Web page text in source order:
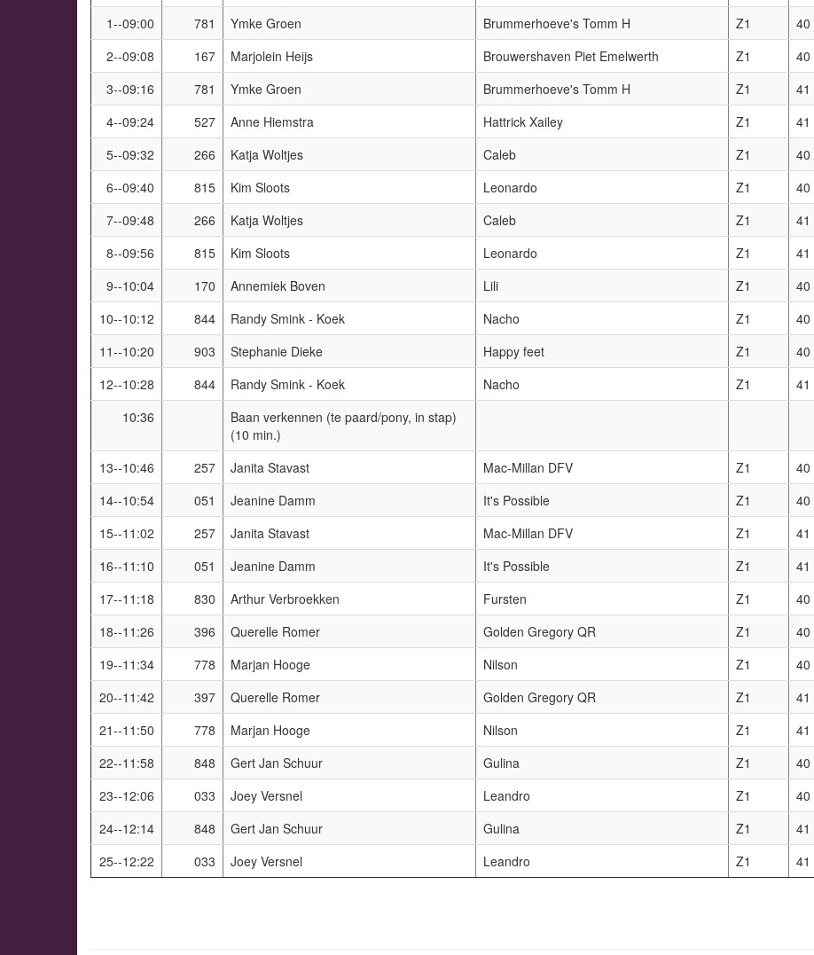
1--09:00
781 Ymke Groen Brummerhoeve's Tomm H Z1 40
2--09:08
167 Marjolein Heijs Brouwershaven Piet Emelwerth Z1 40
3--09:16
781 Ymke Groen Brummerhoeve's Tomm H Z1 41
4--09:24
527 Anne Hiemstra Hattrick Xailey Z1 41
5--09:32
266 Katja Woltjes Caleb Z1 40
6--09:40
815 Kim Sloots Leonardo Z1 40
7--09:48
266 Katja Woltjes Caleb Z1 41
8--09:56
815 Kim Sloots Leonardo Z1 41
9--10:04
170 Annemiek Boven Lili Z1 40
10--10:12
844 Randy Smink - Koek Nacho Z1 40
11--10:20
903 Stephanie Dieke Happy feet Z1 40
12--10:28
844 Randy Smink - Koek Nacho Z1 41
10:36
Baan verkennen (te paard/pony, in stap)
(10 min.)
13--10:46
257 Janita Stavast Mac-Millan DFV Z1 40
14--10:54
051 Jeanine Damm It's Possible Z1 40
15--11:02
257 Janita Stavast Mac-Millan DFV Z1 41
16--11:10
051 Jeanine Damm It's Possible Z1 41
17--11:18
830 Arthur Verbroekken Fursten Z1 40
18--11:26
396 Querelle Romer Golden Gregory QR Z1 40
19--11:34
778 Marjan Hooge Nilson Z1 40
20--11:42
397 Querelle Romer Golden Gregory QR Z1 41
21--11:50
778 Marjan Hooge Nilson Z1 41
22--11:58
848 Gert Jan Schuur Gulina Z1 40
23--12:06
033 Joey Versnel Leandro Z1 40
24--12:14
848 Gert Jan Schuur Gulina Z1 41
25--12:22
033 Joey Versnel Leandro Z1 41